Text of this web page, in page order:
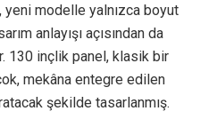
yeni modelle yalnızca boyut
anlayışı açısından da
130 inçlik panel, klasik bir
mekâna entegre edilen
şekilde tasarlanmış.